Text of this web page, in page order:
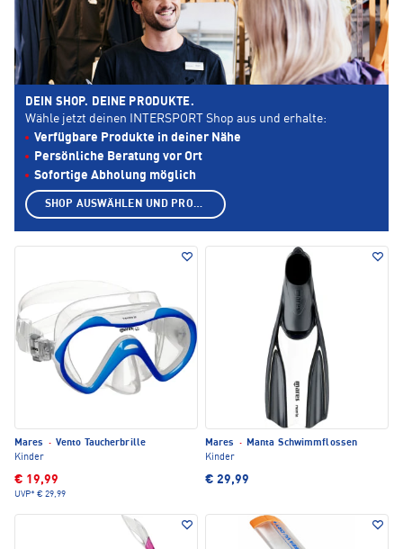
Mares · Vento Taucherbrille
Kinder
€ 19,99
UVP* € 29,99
Mares · Manta Schwimmflossen
Kinder
€ 29,99
DEIN SHOP. DEINE PRODUKTE.
Wähle jetzt deinen INTERSPORT Shop aus und erhalte:
Verfügbare Produkte in deiner Nähe
Persönliche Beratung vor Ort
Sofortige Abholung möglich
SHOP AUSWÄHLEN UND PRODUKTE ANZEIGEN